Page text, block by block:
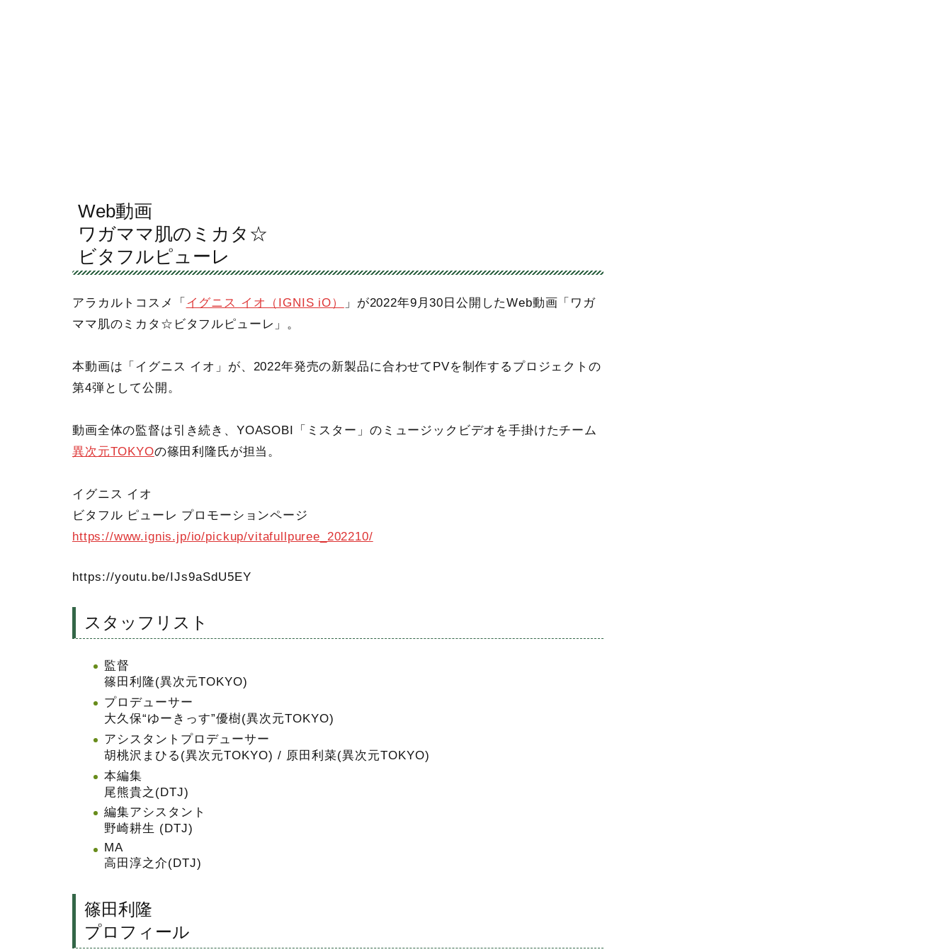
Web動画
ワガママ肌のミカタ☆
ビタフルピューレ
アラカルトコスメ「 イグニス イオ（IGNIS iO）
」が2022年9月30日公開したWeb動画「ワガ
ママ肌のミカタ☆ビタフルピューレ」。
本動画は「イグニス イオ」が、2022年発売の新製品に合わせてPVを制作するプロジェクトの
第4弾として公開。
動画全体の監督は引き続き、YOASOBI「ミスター」のミュージックビデオを手掛けたチーム
異次元TOKYOの篠田利隆氏が担当。
イグニス イオ
ビタフル ピューレ プロモーションページ
https://www.ignis.jp/io/pickup/vitafullpuree_202210/
https://youtu.be/IJs9aSdU5EY
スタッフリスト
監督
篠田利隆(異次元TOKYO)
プロデューサー
大久保“ゆーきっす”優樹(異次元TOKYO)
アシスタントプロデューサー
胡桃沢まひる(異次元TOKYO) / 原田利菜(異次元TOKYO)
本編集
尾熊貴之(DTJ)
編集アシスタント
野崎耕生 (DTJ)
MA
高田淳之介(DTJ)
篠田利隆
プロフィール